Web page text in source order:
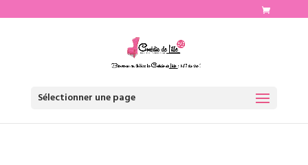
Sélectionner une page